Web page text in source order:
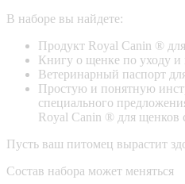
В наборе вы найдете:
Продукт Royal Canin ®
Книгу о щенке по уходу
Ветеринарный паспорт
Простую и понятную
специального
Royal Canin ® для щенков
Пусть ваш питомец вырастит
Состав набора может меняться